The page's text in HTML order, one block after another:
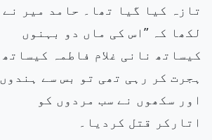
تازہ کیا گیا تھا۔ حامد میر نے
لکھا کہ ”اس کی ماں دو بہنوں
کیساتھ نانی غلام فاطمہ کیساتھ
ہجرت کر رہی تھی تو بس سے ہندوں
اور سکھوں نے سب مردوں کو
اتارکر قتل کردیا۔